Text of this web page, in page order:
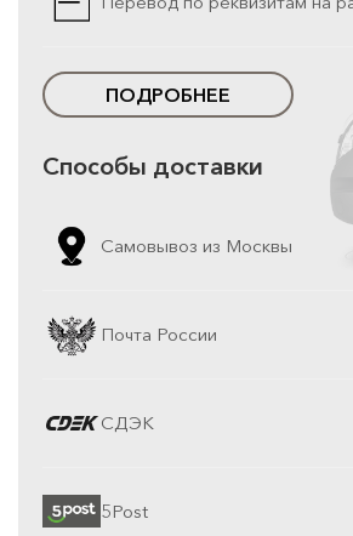
ПОДРОБНЕЕ
Способы доставки
Самовывоз из Москвы
Почта России
СДЭК
5Post